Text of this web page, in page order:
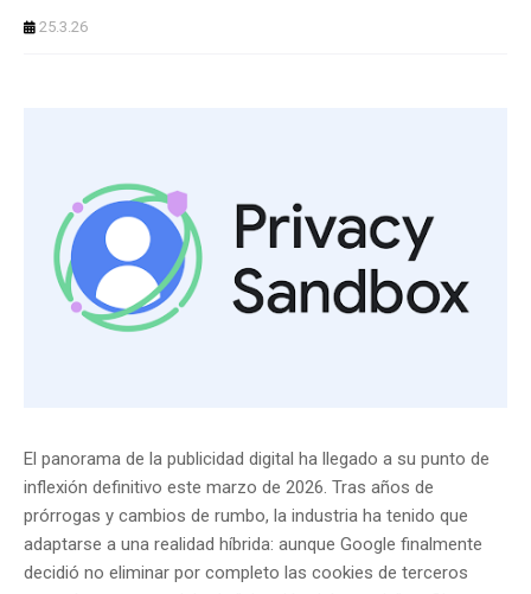
25.3.26
El panorama de la publicidad digital ha llegado a su punto de
inflexión definitivo este marzo de 2026. Tras años de
prórrogas y cambios de rumbo, la industria ha tenido que
adaptarse a una realidad híbrida: aunque Google finalmente
decidió no eliminar por completo las cookies de terceros